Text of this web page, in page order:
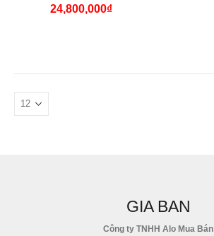
0 out of 5
24,800,000₫
GIA BAN
Công ty TNHH Alo Mua Bán